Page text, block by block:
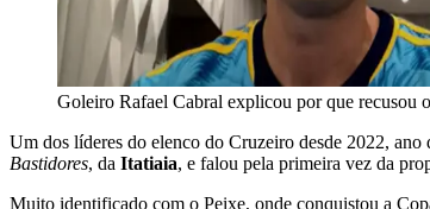
Goleiro Rafael Cabral explicou por que recusou
Um dos líderes do elenco do Cruzeiro desde 2022,
Bastidores, da Itatiaia, e falou pela primeira vez da
Muito identificado com o Peixe, onde conquistou a